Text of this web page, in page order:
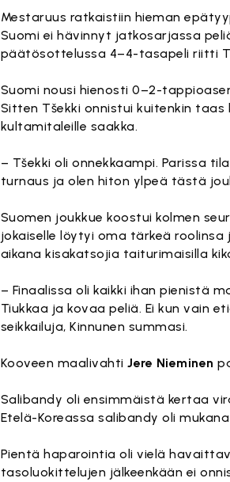
Mestaruus ratkaistiin hieman
Suomi ei hävinnyt jatkosarjassa
päätösottelussa 4–4-tasapeli riitti
Suomi nousi hienosti 0–2-
Sitten Tšekki onnistui kuitenkin
kultamitaleille saakka.
– Tšekki oli onnekkaampi. Parissa
turnaus ja olen hiton ylpeä tästä
Suomen joukkue koostui kolmen
jokaiselle löytyi oma tärkeä roolinsa
aikana kisakatsojia taiturimaisilla
– Finaalissa oli kaikki ihan pienistä
Tiukkaa ja kovaa peliä. Ei kun vain
seikkailuja, Kinnunen summasi.
Kooveen maalivahtiJere Nieminen
Salibandy oli ensimmäistä kertaa
Etelä-Koreassa salibandy oli
Pientä haparointia oli vielä
tasoluokittelujen jälkeenkään ei